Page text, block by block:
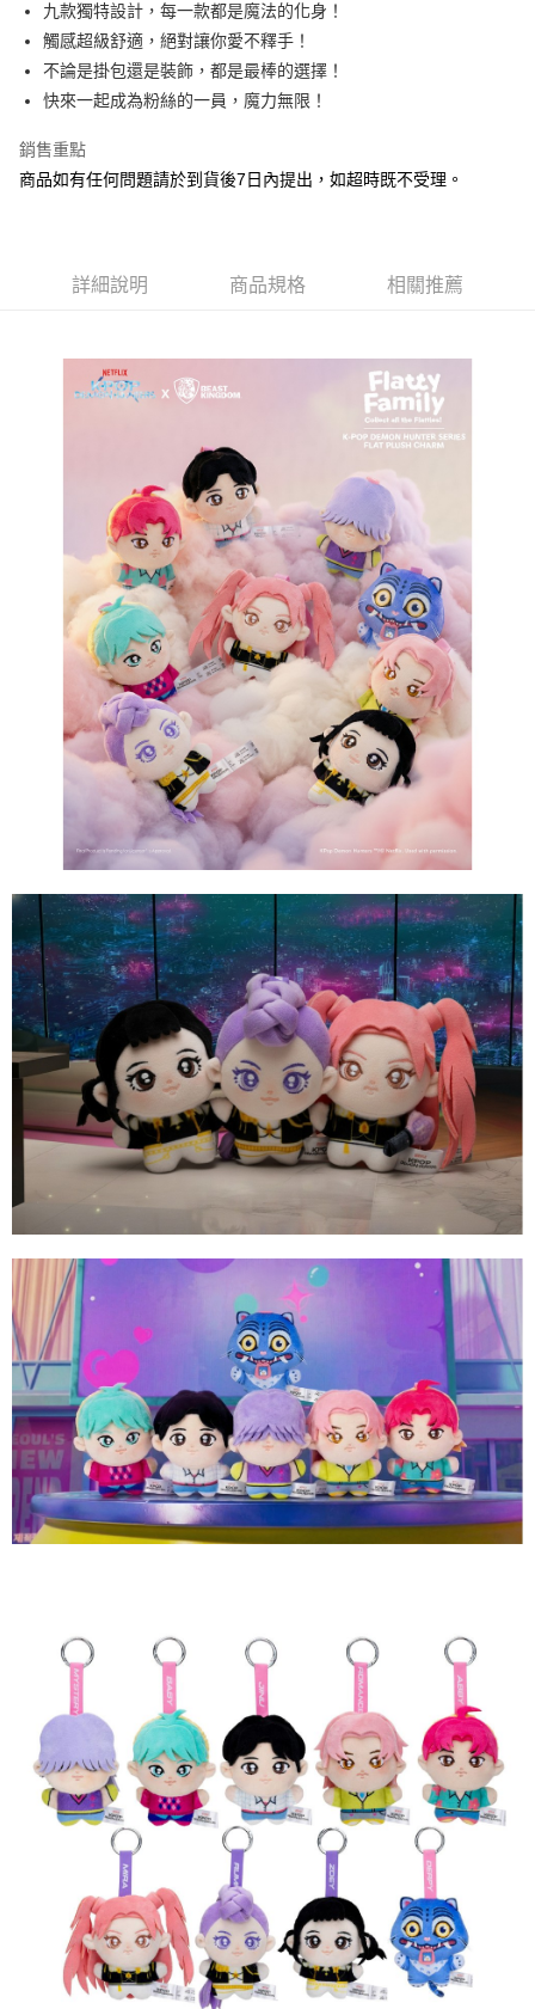
悠遊付
Google Pay
全盈+PAY
大哥付你分期
相關說明
流程，驗證手機門號後，選擇欲分期的期數、繳款截止日，確認付款後即完
成交易。
消。如遇「轉專審核」未通過狀況，表示未達大哥付你分期系統評分，恕無
法說明評估內容。
【繳款方式說明】
1.分期款項不併入電信帳單，「大哥付你分期」於每月結算日後寄送繳費提
2.透過簡訊連結打開帳單後，可選擇「超商條碼／台灣大直營門市／銀行轉
帳／街口支付／iPASS MONEY」等通路繳費。
【注意事項】
1.本服務係由「台灣大哥大股份有限公司」（以下簡稱本公司）所提供，讓
用戶於交易時，得透過本服務購買商品或服務，並由商店將買賣／分期付款
買賣價金債權讓與本公司後，依約使用本公司帳單繳交帳款。
2.基於同意付款使用「大哥付你分期」之契約關係目的，商店將以您的個人
資料（包含姓名、電話或地址）提供予台灣大哥大進項蒐集、處理及利用，
由本公司與您本人進行分期帳單所需資料之確認、核對及更正。
3.完整用戶服務條款，請詳閱以下連結：
https://oppay.tw/userRule
【關於「AFTEE先享後付」】
２．便利：只要手機號碼，簡訊認證，即可結帳。
３．安心：先確認商品／服務後，再付款。
１．於結帳方式選擇「AFTEE先享後付」後，將跳轉至「AFTEE先享後付」
結帳頁面，進行簡訊認證並確認金額後，即可完成結帳。
２．訂單成立數日內，您將收到繳費通知簡訊。
３．收到繳費通知簡訊後14天內，點擊此簡訊中的連結，可透過四大超商／
ATM／網路銀行／等多元方式進行付款，方視為交易完成。
※ 請注意：結帳手續完成當下不需立刻繳費，但若您需要取消訂單，請聯絡
購買商品的店家。未經商家同意取消之訂單仍視為有效，需透過AFTEE先享
後付繳納相關費用。
※ 交易是否成功請以「AFTEE先享後付 」之結帳頁面顯示為準，若有關於
是否繳費成功／繳費後需取消欲退款等相關疑問，請聯繫「AFTEE先享後付
客戶支援中心」https://netprotections.freshdesk.com/support/home
【注意事項】
１．透過由恩沛科技股份有限公司提供之「AFTEE先享後付」服務完成之交
易，需依本服務之必要範圍內提供個人資料，並將交易相關給付款項請求債
權轉讓予恩沛科技股份有限公司。
２．關於個人資料處理事宜，請瀏覽以下網址：
https://aftee.tw/terms/#terms3
３．未成年的使用者請事先徵得法定代理人或監護人之同意方可使用
「AFTEE先享後付」，若未經同意申辦者引起之損失，本公司不負相關責
４．使用「AFTEE先享後付」時，將依據個別帳號之用戶狀況，依本公司即
時審查核予不同之上限額度；若仍有額度不足之情形，本公司將視審查結果
請求用戶進行身份認證。
５．嚴禁一人註冊多個帳號或使用他人資訊註冊。若發現惡意使用之情形，
恩沛科技股份有限公司將有權停止該用戶之使用額度並採取法律行動。
ATM付款
運送方式
付款後全家取貨
每筆NT$100，滿NT$1,200(含以上)免運費
付款後7-11取貨
每筆NT$100，滿NT$1,200(含以上)免運費
每筆NT$120，滿NT$1,200(含以上)免運費
宅配-離島
每筆NT$300
九款獨特設計，每一款都是魔法的化身！
觸感超級舒適，絕對讓你愛不釋手！
不論是掛包還是裝飾，都是最棒的選擇！
快來一起成為粉絲的一員，魔力無限！
銷售重點
商品如有任何問題請於到貨後7日內提出，如超時既不受理。
詳細說明 商品規格 相關推薦